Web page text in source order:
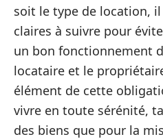
soit le type de location,
claires à suivre pour
un bon fonctionnement
locataire et le
élément de cette
vivre en toute sérénité,
des biens que pour la